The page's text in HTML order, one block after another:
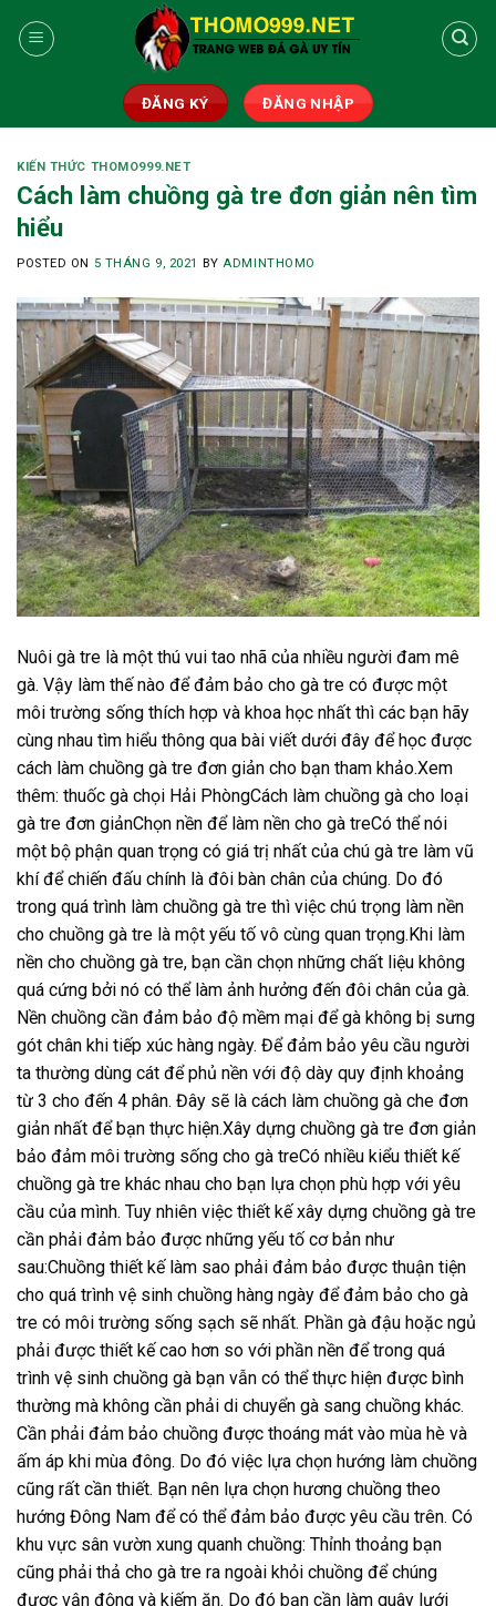
ĐĂNG KÝ ĐĂNG NHẬP
KIẾN THỨC THOMO999.NET
Cách làm chuồng gà tre đơn giản nên tìm
hiểu
POSTED ON 5 THÁNG 9, 2021 BYADMINTHOMO
Nuôi gà tre là một thú vui tao nhã của nhiều người đam mê
gà. Vậy làm thế nào để đảm bảo cho gà tre có được một
môi trường sống thích hợp và khoa học nhất thì các bạn hãy
cùng nhau tìm hiểu thông qua bài viết dưới đây để học được
cách làm chuồng gà tre đơn giản cho bạn tham khảo.Xem
thêm: thuốc gà chọi Hải PhòngCách làm chuồng gà cho loại
gà tre đơn giảnChọn nền để làm nền cho gà treCó thể nói
một bộ phận quan trọng có giá trị nhất của chú gà tre làm vũ
khí để chiến đấu chính là đôi bàn chân của chúng. Do đó
trong quá trình làm chuồng gà tre thì việc chú trọng làm nền
cho chuồng gà tre là một yếu tố vô cùng quan trọng.Khi làm
nền cho chuồng gà tre, bạn cần chọn những chất liệu không
quá cứng bởi nó có thể làm ảnh hưởng đến đôi chân của gà.
Nền chuồng cần đảm bảo độ mềm mại để gà không bị sưng
gót chân khi tiếp xúc hàng ngày. Để đảm bảo yêu cầu người
ta thường dùng cát để phủ nền với độ dày quy định khoảng
từ 3 cho đến 4 phân. Đây sẽ là cách làm chuồng gà che đơn
giản nhất để bạn thực hiện.Xây dựng chuồng gà tre đơn giản
bảo đảm môi trường sống cho gà treCó nhiều kiểu thiết kế
chuồng gà tre khác nhau cho bạn lựa chọn phù hợp với yêu
cầu của mình. Tuy nhiên việc thiết kế xây dựng chuồng gà tre
cần phải đảm bảo được những yếu tố cơ bản như
sau:Chuồng thiết kế làm sao phải đảm bảo được thuận tiện
cho quá trình vệ sinh chuồng hàng ngày để đảm bảo cho gà
tre có môi trường sống sạch sẽ nhất. Phần gà đậu hoặc ngủ
phải được thiết kế cao hơn so với phần nền để trong quá
trình vệ sinh chuồng gà bạn vẫn có thể thực hiện được bình
thường mà không cần phải di chuyển gà sang chuồng khác.
Cần phải đảm bảo chuồng được thoáng mát vào mùa hè và
ấm áp khi mùa đông. Do đó việc lựa chọn hướng làm chuồng
cũng rất cần thiết. Bạn nên lựa chọn hương chuồng theo
hướng Đông Nam để có thể đảm bảo được yêu cầu trên. Có
khu vực sân vườn xung quanh chuồng: Thỉnh thoảng bạn
cũng phải thả cho gà tre ra ngoài khỏi chuồng để chúng
được vận động và kiếm ăn. Do đó bạn cần làm quây lưới